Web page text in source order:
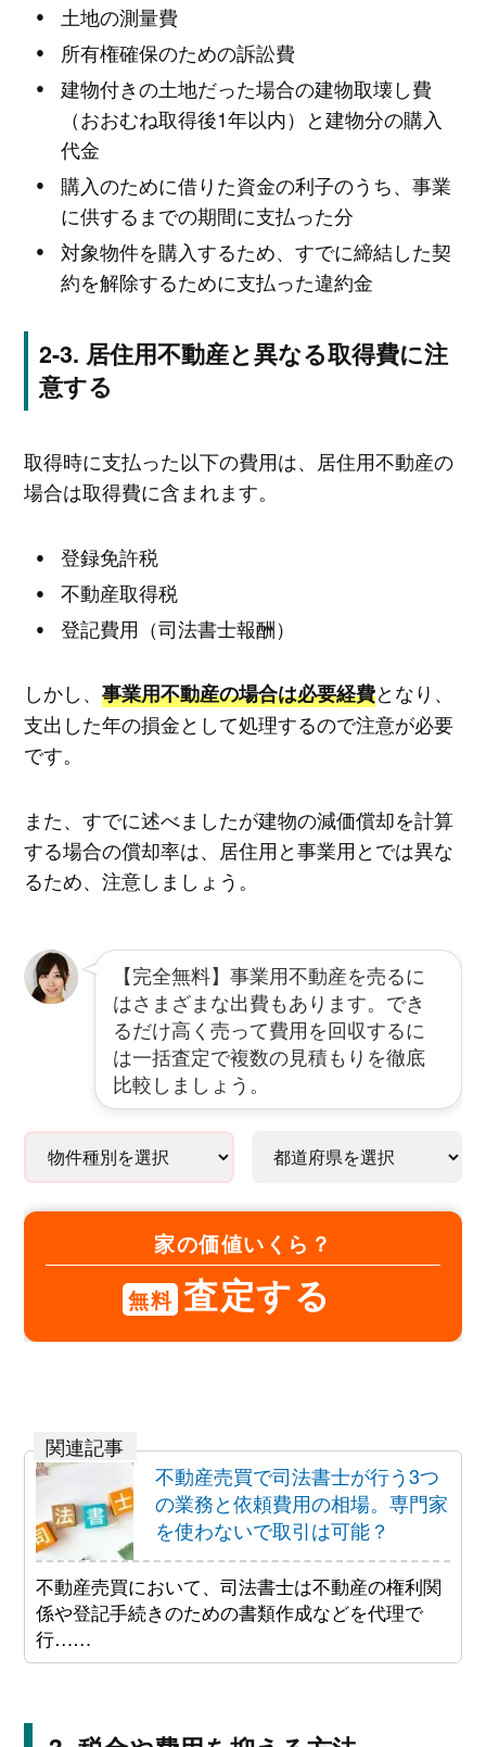
土地の測量費
所有権確保のための訴訟費
建物付きの土地だった場合の建物取壊し費
（おおむね取得後1年以内）と建物分の購入
代金
購入のために借りた資金の利子のうち、事業
に供するまでの期間に支払った分
対象物件を購入するため、すでに締結した契
約を解除するために支払った違約金
居住用不動産と異なる取得費に注
意する
取得時に支払った以下の費用は、居住用不動産の
場合は取得費に含まれます。
登録免許税
不動産取得税
登記費用（司法書士報酬）
しかし、 事業用不動産の場合は必要経費となり、
支出した年の損金として処理するので注意が必要
です。
また、すでに述べましたが建物の減価償却を計算
する場合の償却率は、居住用と事業用とでは異な
るため、注意しましょう。
【完全無料】事業用不動産を売るに
はさまざまな出費もあります。でき
るだけ高く売って費用を回収するに
は一括査定で複数の見積もりを徹底
比較しましょう。
家の価値いくら？
無料 査定する
不動産売買で司法書士が行う3つ
の業務と依頼費用の相場。専門家
を使わないで取引は可能？
不動産売買において、司法書士は不動産の権利関
係や登記手続きのための書類作成などを代理で
行……